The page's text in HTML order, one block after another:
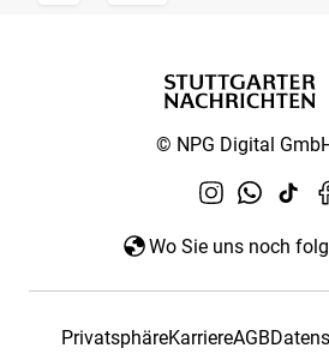
© NPG Digital
Wo Sie uns noch
PrivatsphäreKarriereAGB